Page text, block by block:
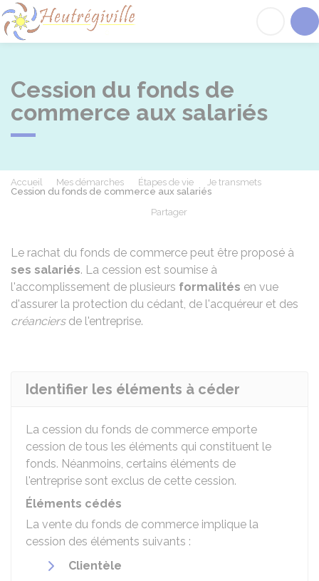
Cession du fonds de
commerce aux salariés
Accueil Mes démarches Étapes de vie
Je transmets
Cession du fonds de commerce aux salariés
Partager
Le rachat du fonds de commerce peut être proposé à
ses salariés. La cession est soumise à
l'accomplissement de plusieurs formalités en vue
d'assurer la protection du cédant, de l'acquéreur et des
créanciersde l'entreprise.
Identifier les éléments à céder
La cession du fonds de commerce emporte
cession de tous les éléments qui constituent le
fonds. Néanmoins, certains éléments de
l'entreprise sont exclus de cette cession.
Éléments cédés
La vente du fonds de commerce implique la
cession des éléments suivants :
Clientèle